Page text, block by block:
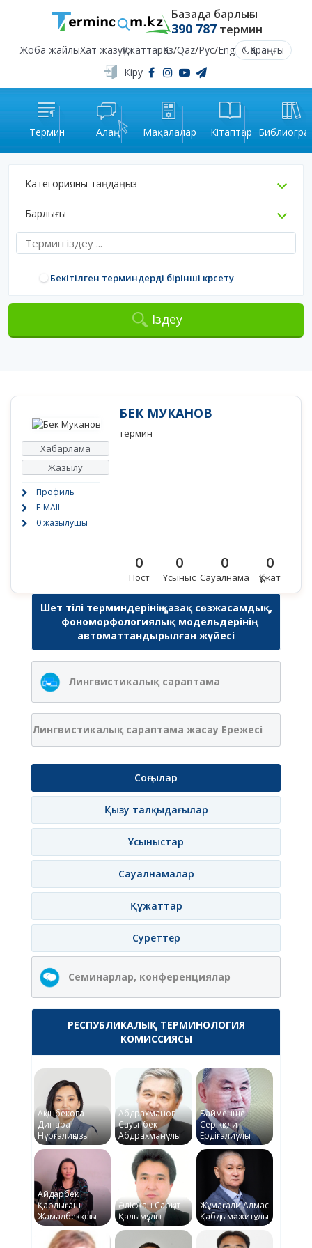
Базада барлығы
390 787термин
Жоба жайлыХат жазуҚұжаттарҚаз/Qaz/Рус/Eng
Қараңғы
Кіру
Термин Алаң Мақалалар Кітаптар
Категорияны таңдаңыз
Барлығы
Бекітілген терминдерді бірінші көрсету
Іздеу
Хабарлама
Жазылу
Профиль
E-MAIL
0 жазылушы
БЕК МУКАНОВ
термин
0
Пост
0
Ұсыныс
0
Сауалнама
0
Құжат
Шет тілі терминдерінің қазақ сөзжасамдық,
фономорфологиялық модельдерінің
автоматтандырылған жүйесі
Лингвистикалық сараптама
Лингвистикалық сараптама жасау Ережесі
Соңғылар
Қызу талқыдағылар
Ұсыныстар
Сауалнамалар
Құжаттар
Суреттер
Семинарлар, конференциялар
РЕСПУБЛИКАЛЫҚ ТЕРМИНОЛОГИЯ
КОМИССИЯСЫ
Ақынбекова
Динара
Нұрғалиқызы
Абдрахманов
Сауытбек
Абдрахманұлы
Байменше
Серікқали
Ердіғалиұлы
Айдарбек
Қарлығаш
Жамалбекқызы
Әлісжан Сарқыт
Қалымұлы
Жұмағали Алмас
Қабдымәжитұлы